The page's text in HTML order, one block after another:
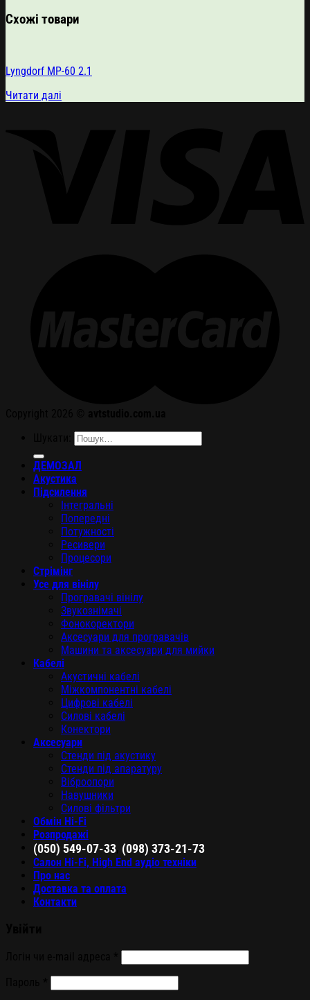
Схожі товари
Lyngdorf MP-60 2.1
Читати далі
ДЕМОЗАЛ
Акустика
Підсилення
Інтегральні
Попередні
Потужності
Ресивери
Процесори
Стрімінг
Усе для вінілу
Програвачі вінілу
Звукознімачі
Фонокоректори
Аксесуари для програвачів
Машини та аксесуари для мийки
Кабелі
Акустичні кабелі
Міжкомпонентні кабелі
Цифрові кабелі
Силові кабелі
Конектори
Аксесуари
Стенди під акустику
Стенди під апаратуру
Віброопори
Навушники
Силові фільтри
Обмін Hi-Fi
Розпродажі
(050) 549-07-33 (098) 373-21-73
Салон Hi-Fi, High End аудіо техніки
Про нас
Доставка та оплата
Контакти